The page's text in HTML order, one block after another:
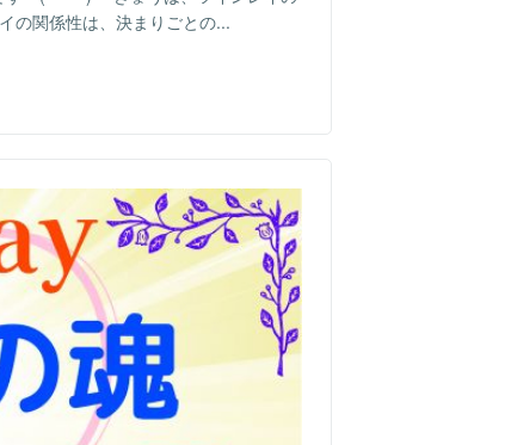
の関係性は、決まりごとの...